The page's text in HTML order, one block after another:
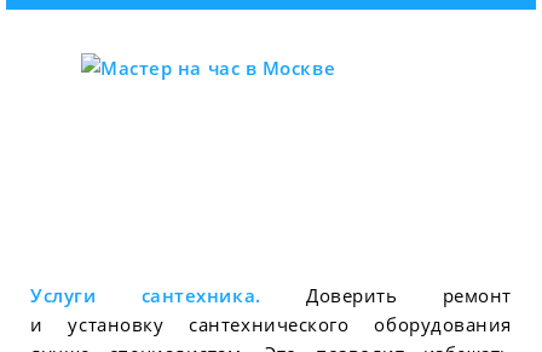
Услуги сантехника. Доверить ремонт
и установку сантехнического оборудования